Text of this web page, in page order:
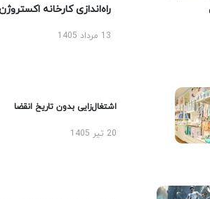
راه‌اندازی کارخانه
13 مرداد 1405
اشتغال‌زایی بدون تاریخ انقضا
20 تیر 1405